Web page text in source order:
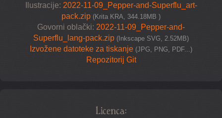
Ilustracije: 2022-11-09_Pepper-and-Superflu_art-
pack.zip (Krita KRA, 344.18MB )
Govorni oblački: 2022-11-09_Pepper-and-
Superflu_lang-pack.zip (Inkscape SVG, 2.52MB)
Izvožene datoteke za tiskanje (JPG, PNG, PDF...)
Repozitorij Git
Licenca: